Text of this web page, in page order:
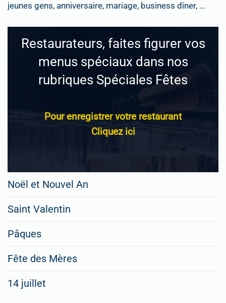
jeunes gens, anniversaire, mariage, business dîner, ...
Restaurateurs, faites figurer vos
menus spéciaux dans nos
rubriques Spéciales Fêtes
Pour enregistrer votre restaurant
Cliquez ici
Noël et Nouvel An
Saint Valentin
Pâques
Fête des Mères
14 juillet